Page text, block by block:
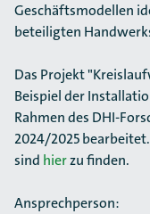
Geschäftsmodellen
beteiligten
Das Projekt
Beispiel der
Rahmen des DHI-
2024/2025
sind hierzu finden.
Ansprechperson: